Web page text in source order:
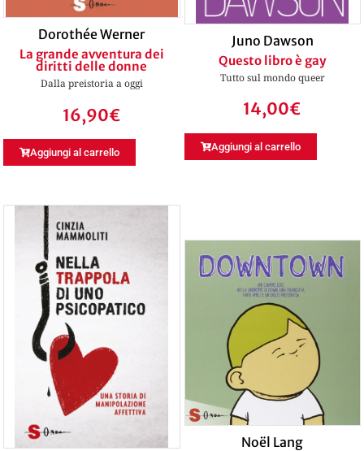
Dorothée Werner
La grande avventura dei
diritti delle donne
Dalla preistoria a oggi
16,90€
Aggiungi al carrello
Juno Dawson
Questo libro è gay
Tutto sul mondo queer
14,00€
Aggiungi al carrello
Noël Lang